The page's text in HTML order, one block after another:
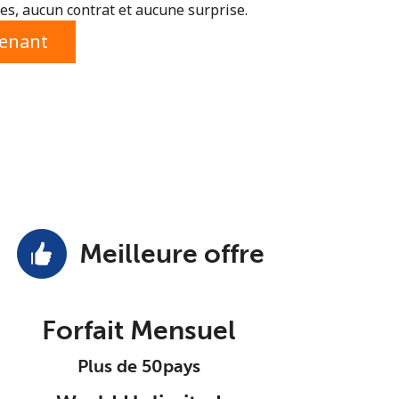
aucun contrat et aucune surprise.
Meilleure offre
Forfait Mensuel
Plus de 50pays